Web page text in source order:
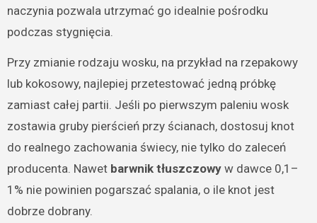
naczynia pozwala utrzymać go idealnie pośrodku
podczas stygnięcia.
Przy zmianie rodzaju wosku, na przykład na rzepakowy
lub kokosowy, najlepiej przetestować jedną próbkę
zamiast całej partii. Jeśli po pierwszym paleniu wosk
zostawia gruby pierścień przy ścianach, dostosuj knot
do realnego zachowania świecy, nie tylko do zaleceń
producenta. Nawet barwnik tłuszczowyw dawce 0,1–
1% nie powinien pogarszać spalania, o ile knot jest
dobrze dobrany.